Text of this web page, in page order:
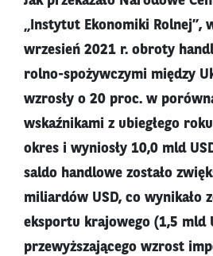
„Instytut Ekonomiki Rolnej”,
wrzesień 2021 r. obroty
rolno-spożywczymi między
wzrosły o 20 proc. w
wskaźnikami z ubiegłego
okres i wyniosły 10,0 mld
saldo handlowe zostało
miliardów USD, co wynikało
eksportu krajowego (1,5 mld
przewyższającego wzrost